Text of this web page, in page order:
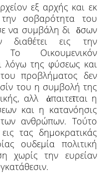
εξ αρχής και εκ
σοβαρότητα του
να συμβάλη δι ὅσων
διαθέτει εις την
Το Οικουμενικόν
λόγω της φύσεως και
προβλήματος δεν
του η συμβολή της
αλλ ἀπαιτεῖται η
και η κατανόησις
ανθρώπων. Τούτο
τας δημοκρατικάς
ουδεμία πολιτική
χωρίς την ευρείαν